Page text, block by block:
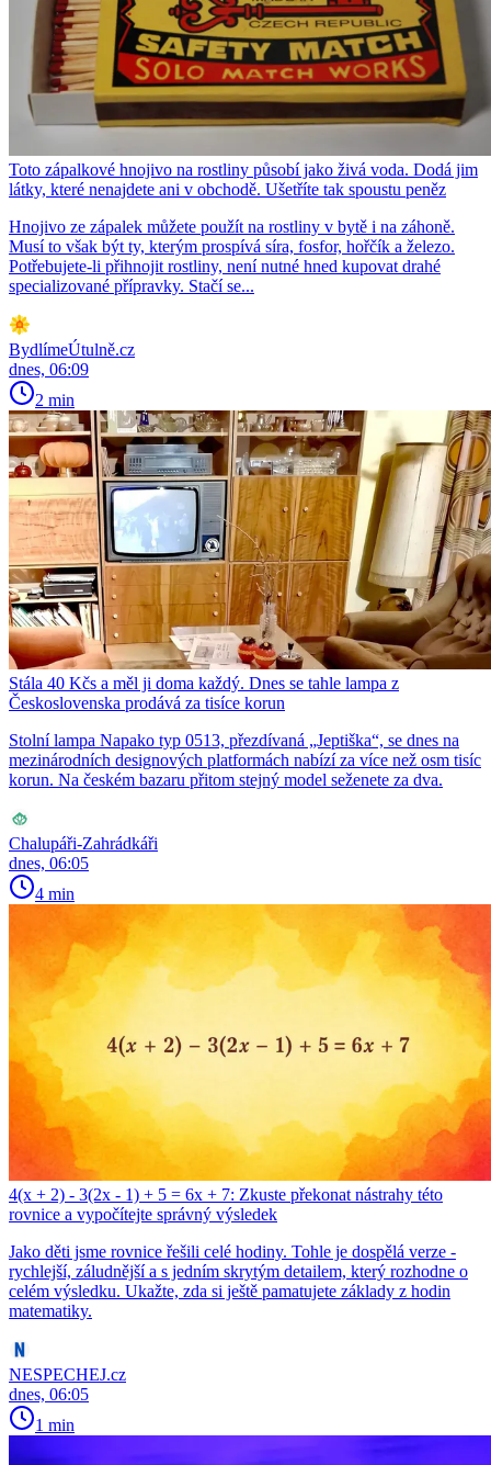
Toto zápalkové hnojivo na rostliny působí jako živá voda. Dodá jim
látky, které nenajdete ani v obchodě. Ušetříte tak spoustu peněz
Hnojivo ze zápalek můžete použít na rostliny v bytě i na záhoně.
Musí to však být ty, kterým prospívá síra, fosfor, hořčík a železo.
Potřebujete-li přihnojit rostliny, není nutné hned kupovat drahé
specializované přípravky. Stačí se...
BydlímeÚtulně.cz
dnes, 06:09
2 min
Stála 40 Kčs a měl ji doma každý. Dnes se tahle lampa z
Československa prodává za tisíce korun
Stolní lampa Napako typ 0513, přezdívaná „Jeptiška“, se dnes na
mezinárodních designových platformách nabízí za více než osm tisíc
korun. Na českém bazaru přitom stejný model seženete za dva.
Chalupáři-Zahrádkáři
dnes, 06:05
4 min
4(x + 2) - 3(2x - 1) + 5 = 6x + 7: Zkuste překonat nástrahy této
rovnice a vypočítejte správný výsledek
Jako děti jsme rovnice řešili celé hodiny. Tohle je dospělá verze -
rychlejší, záludnější a s jedním skrytým detailem, který rozhodne o
celém výsledku. Ukažte, zda si ještě pamatujete základy z hodin
matematiky.
NESPECHEJ.cz
dnes, 06:05
1 min